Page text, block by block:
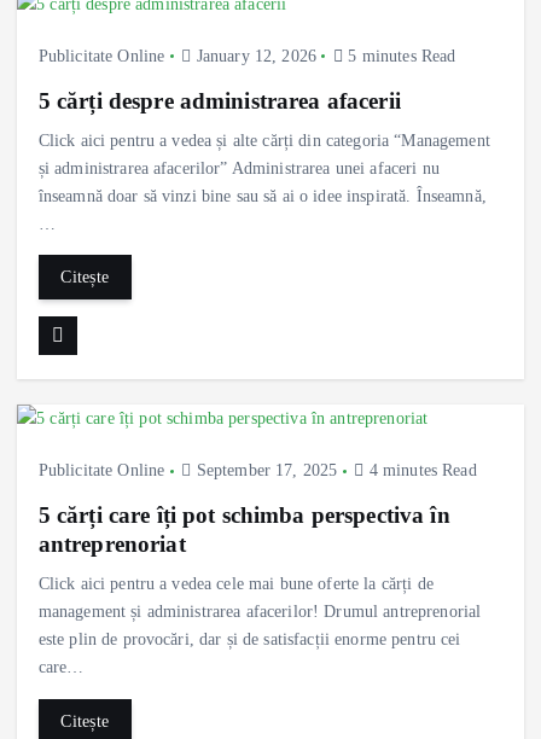
Publicitate Online January 12, 2026 5 minutes Read
5 cărți despre administrarea afacerii
Click aici pentru a vedea și alte cărți din categoria “Management
și administrarea afacerilor” Administrarea unei afaceri nu
înseamnă doar să vinzi bine sau să ai o idee inspirată. Înseamnă,
Citește
Publicitate Online September 17, 2025 4 minutes Read
5 cărți care îți pot schimba perspectiva în
antreprenoriat
Click aici pentru a vedea cele mai bune oferte la cărți de
management și administrarea afacerilor! Drumul antreprenorial
este plin de provocări, dar și de satisfacții enorme pentru cei
care…
Citește